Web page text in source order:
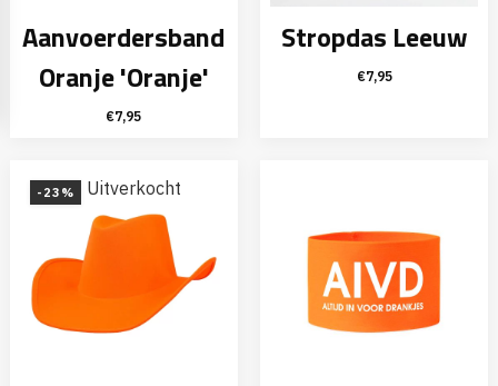
Aanvoerdersband
Oranje 'Oranje'
€7,95
Stropdas Leeuw
€7,95
-23% Uitverkocht